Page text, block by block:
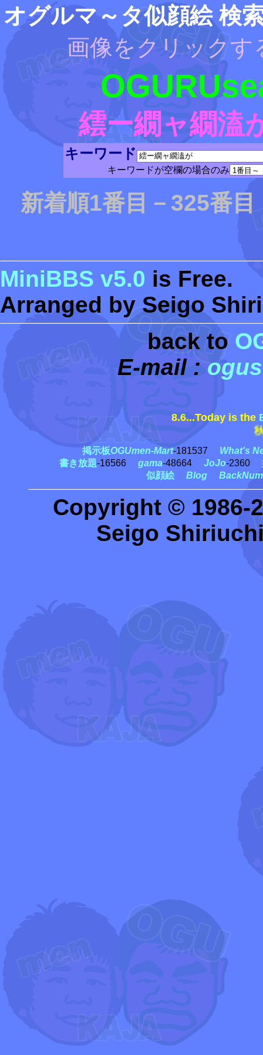
オグルマ～タ似顔絵 検
画像をクリックす
繧ー繝ャ繝溘
キーワード
キーワードが空欄の場合のみ
新着順1番目－325番
MiniBBS v5.0 is Free.
Arranged by Seigo
back to
E-mail :
8.6...Today is the
秋
掲示板OGUmen-Mart-181537 What's
書き放題-16566 gama-48664 JoJo-2360
似顔絵
Blog
Copyright © 1986-
Seigo